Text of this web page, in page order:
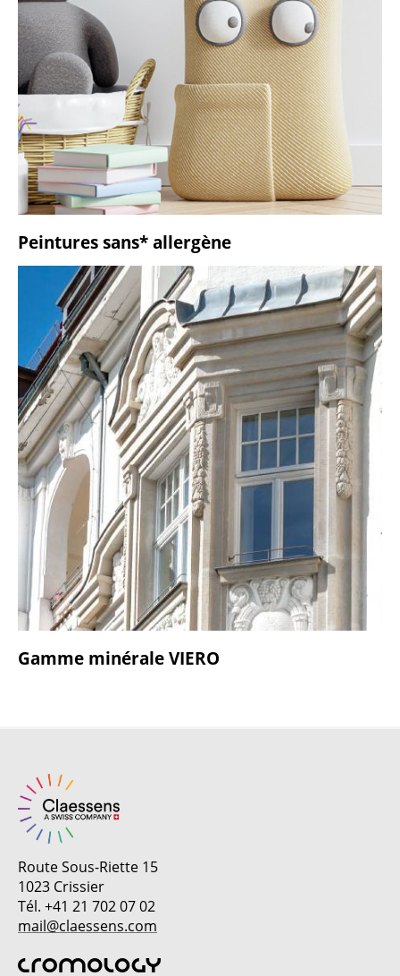
Peintures sans* allergène
Gamme minérale VIERO
Route Sous-Riette 15
1023 Crissier
Tél. +41 21 702 07 02
mail@claessens.com